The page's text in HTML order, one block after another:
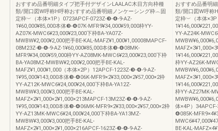
おすすめ品番明細タイプ把手付デザインLAALAC木目方向枠種
類/開口図W呼称H呼称おすすめ品番明細ノンケーシング枠︵固
定枠︶（本体×1P）0723APCF-0723Z-❸-❹-9-AZ-
1¥60,000¥85,000本体❸-❹07K-MFR9¥34,000¥59,000枠YY-
AZ07K-MWC6¥23,000¥23,000下枠BA-YA07Z-
MWBW¥2,000¥2,000把手BE-KAL-MAFZ¥1,000¥1,00008MAPCF-
08M23Z-❸-❹-9-AZ-1¥60,000¥85,000本体❸-❹08MK-
MFR9¥34,000¥59,000枠YY-AZ08MK-MWC6¥23,000¥23,000下枠
BA-YA08MZ-MWBW¥2,000¥2,000把手BE-KAL-
MAFZ¥1,000¥1,000（本体×2P）12APCF-1223Z-❸-❹-9-AZ-
1¥95,000¥143,000本体❸-❹06K-MFR9×2¥33,000×2¥57,000×2枠
YY-AZ12K-MWC6¥24,000¥24,000下枠BA-YA12Z-
MWBW¥3,000¥3,000把手BE-KAL-
MAFZ×2¥1,000×2¥1,000×213MAPCF-13M23Z-❸-❹-9-AZ-
1¥95,000¥143,000本体❸-❹06MK-MFR9×2¥33,000×2¥57,000×2枠
YY-AZ13MK-MWC6¥24,000¥24,000下枠BA-YA13MZ-
MWBW¥3,000¥3,000把手BE-KAL-
MAFZ×2¥1,000×2¥1,000×216APCF-1623Z-❸-❹-9-AZ-
おすすめ品番明
類/開口図W呼称
定枠︶（本体
YY-AZ24K-
枠YY-AZ26K-
枠YY-AZ27MK-
体×4P）
❹085K-
BE-KAL-